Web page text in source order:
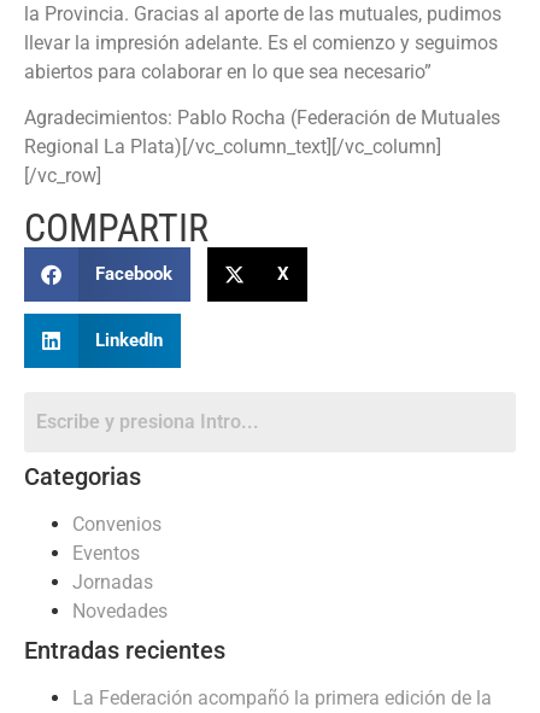
la Provincia. Gracias al aporte de las mutuales, pudimos
llevar la impresión adelante. Es el comienzo y seguimos
abiertos para colaborar en lo que sea necesario”
Agradecimientos: Pablo Rocha (Federación de Mutuales
Regional La Plata)[/vc_column_text][/vc_column]
[/vc_row]
COMPARTIR
Facebook X
LinkedIn
Categorias
Convenios
Eventos
Jornadas
Novedades
Entradas recientes
La Federación acompañó la primera edición de la